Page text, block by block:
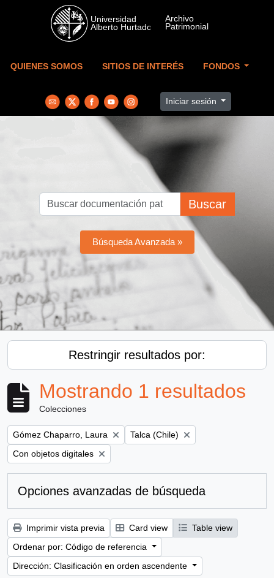
Skip to main content
QUIENES SOMOS SITIOS DE INTERÉS FONDOS
Iniciar sesión
Buscar
Búsqueda Avanzada »
Restringir resultados por:
Mostrando 1 resultados
Colecciones
Remove filter:
Gómez Chaparro, Laura Remove filter:
Talca (Chile)
Remove filter:
Con objetos digitales
Opciones avanzadas de búsqueda
Imprimir vista previa Card view
Table view
Ordenar por: Código de referencia
Dirección: Clasificación en orden ascendente